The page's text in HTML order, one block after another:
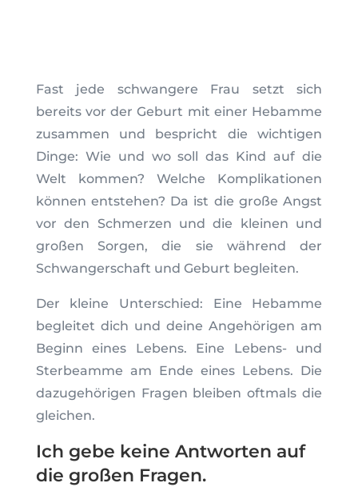
Fast jede schwangere Frau setzt sich
bereits vor der Geburt mit einer Hebamme
zusammen und bespricht die wichtigen
Dinge: Wie und wo soll das Kind auf die
Welt kommen? Welche Komplikationen
können entstehen? Da ist die große Angst
vor den Schmerzen und die kleinen und
großen Sorgen, die sie während der
Schwangerschaft und Geburt begleiten.
Der kleine Unterschied: Eine Hebamme
begleitet dich und deine Angehörigen am
Beginn eines Lebens. Eine Lebens- und
Sterbeamme am Ende eines Lebens. Die
dazugehörigen Fragen bleiben oftmals die
gleichen.
Ich gebe keine Antworten auf
die großen Fragen.